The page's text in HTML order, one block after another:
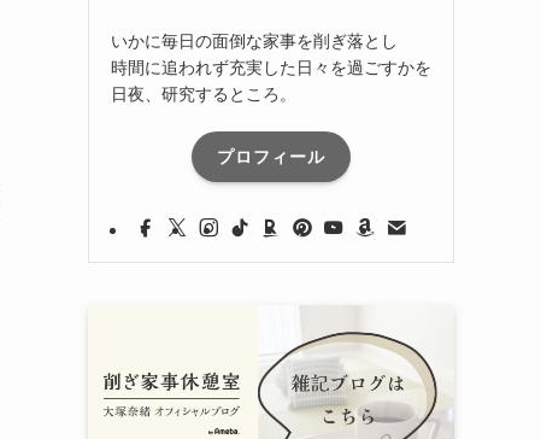
いかに毎日の面倒な家事を削ぎ落とし
時間に追われず充実した日々を過ごすかを
日夜、研究するところ。
プロフィール